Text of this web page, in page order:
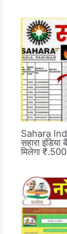
Sahara
सहारा
मिलेगा